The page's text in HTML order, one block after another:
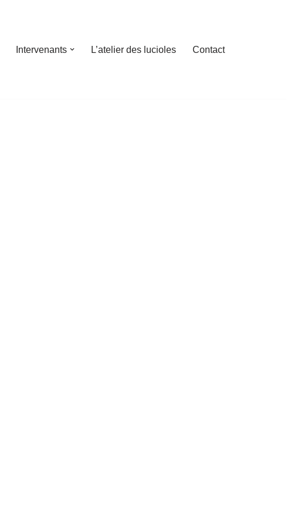
Intervenants L’atelier des lucioles Contact